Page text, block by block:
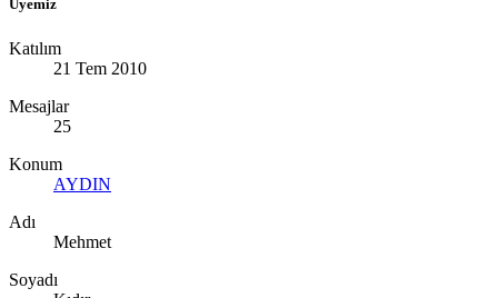
Üyemiz
Katılım
21 Tem 2010
Mesajlar
25
Konum
AYDIN
Adı
Mehmet
Soyadı